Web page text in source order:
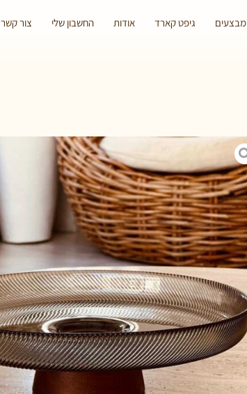
מבצעים גיפט קארד אודות החשבון שלי צור קשר